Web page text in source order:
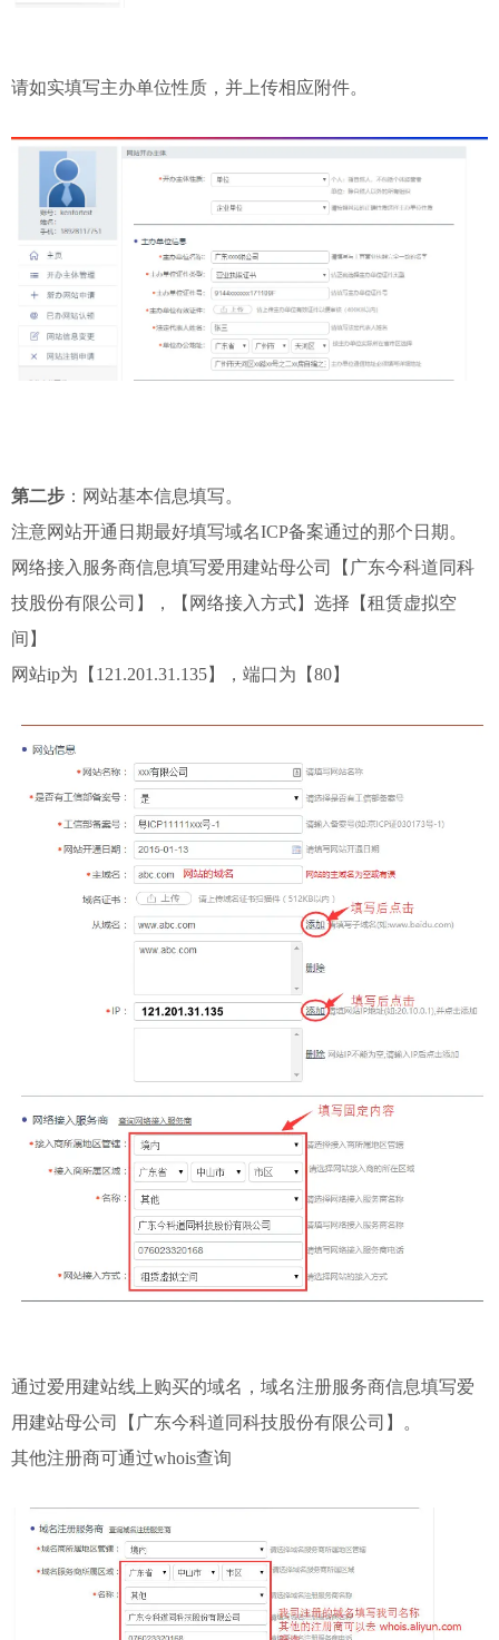
请如实填写主办单位性质，并上传相应附件。
第二步 ：网站基本信息填写。
注意网站开通日期最好填写域名ICP备案通过的那个日期。
网络接入服务商信息填写爱用建站母公司【广东今科道同科
技股份有限公司】，【网络接入方式】选择【租赁虚拟空
间】
网站ip为【121.201.31.135】，端口为【80】
通过爱用建站线上购买的域名，域名注册服务商信息填写爱
用建站母公司【广东今科道同科技股份有限公司】。
其他注册商可通过whois查询